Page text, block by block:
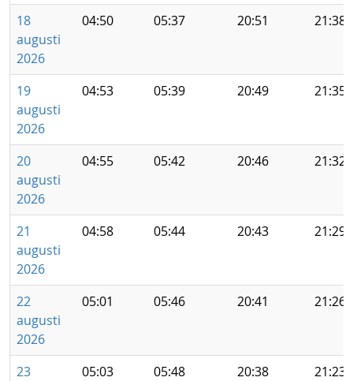
18
augusti
2026
04:50 05:37 20:51 21:38
19
augusti
2026
04:53 05:39 20:49 21:35
20
augusti
2026
04:55 05:42 20:46 21:32
21
augusti
2026
04:58 05:44 20:43 21:29
22
augusti
2026
05:01 05:46 20:41 21:26
23
05:03 05:48 20:38 21:23